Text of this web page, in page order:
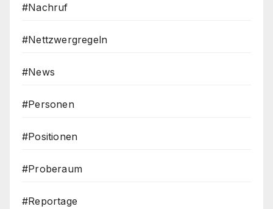
#Nachruf
#Nettzwergregeln
#News
#Personen
#Positionen
#Proberaum
#Reportage